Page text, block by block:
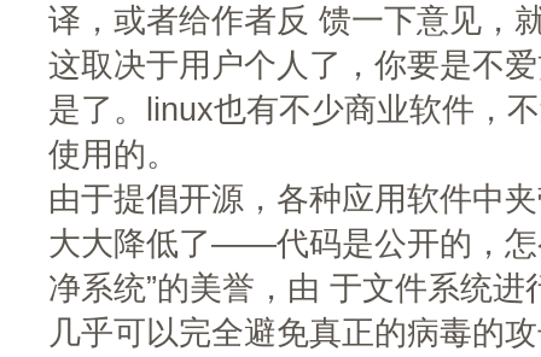
译，或者给作者反 馈一下意见，
这取决于用户个人了，你要是不
是了。linux也有不少商业软件，
使用的。
由于提倡开源，各种应用软件中
大大降低了——代码是公开的，怎
净系统”的美誉，由 于文件系统
几乎可以完全避免真正的病毒的